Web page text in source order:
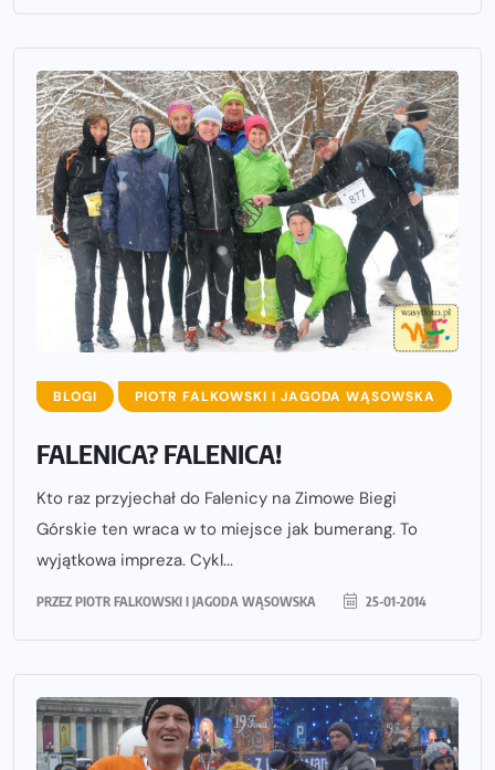
BLOGI PIOTR FALKOWSKI I JAGODA WĄSOWSKA
FALENICA? FALENICA!
Kto raz przyjechał do Falenicy na Zimowe Biegi
Górskie ten wraca w to miejsce jak bumerang. To
wyjątkowa impreza. Cykl...
PRZEZ PIOTR FALKOWSKI I JAGODA WĄSOWSKA 25-01-2014